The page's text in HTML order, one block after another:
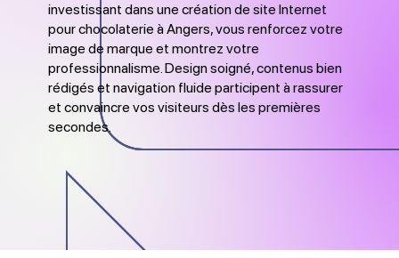
investissant dans une création de site Internet
pour chocolaterie à Angers, vous renforcez votre
image de marque et montrez votre
professionnalisme. Design soigné, contenus bien
rédigés et navigation fluide participent à rassurer
et convaincre vos visiteurs dès les premières
secondes.